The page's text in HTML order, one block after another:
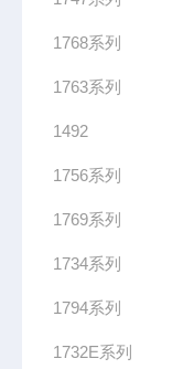
1768系列
1763系列
1492
1756系列
1769系列
1734系列
1794系列
1732E系列